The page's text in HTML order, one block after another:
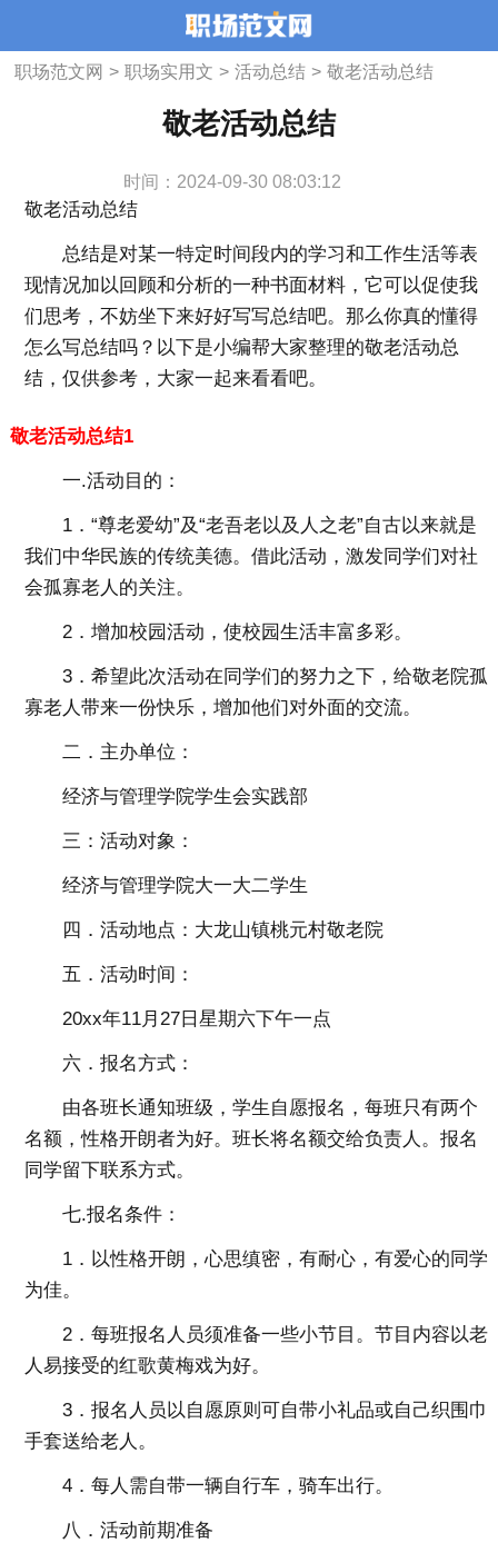
职场范文网 > 职场实用文 > 活动总结 > 敬老活动总结
敬老活动总结
时间：2024-09-30 08:03:12
敬老活动总结
总结是对某一特定时间段内的学习和工作生活等表
现情况加以回顾和分析的一种书面材料，它可以促使我
们思考，不妨坐下来好好写写总结吧。那么你真的懂得
怎么写总结吗？以下是小编帮大家整理的敬老活动总
结，仅供参考，大家一起来看看吧。
敬老活动总结1
一.活动目的：
1．“尊老爱幼”及“老吾老以及人之老”自古以来就是
我们中华民族的传统美德。借此活动，激发同学们对社
会孤寡老人的关注。
2．增加校园活动，使校园生活丰富多彩。
3．希望此次活动在同学们的努力之下，给敬老院孤
寡老人带来一份快乐，增加他们对外面的交流。
二．主办单位：
经济与管理学院学生会实践部
三：活动对象：
经济与管理学院大一大二学生
四．活动地点： 大龙山镇桃元村敬老院
五．活动时间：
20xx年11月27日星期六下午一点
六．报名方式：
由各班长通知班级，学生自愿报名，每班只有两个
名额，性格开朗者为好。班长将名额交给负责人。报名
同学留下联系方式。
七.报名条件：
1．以性格开朗，心思缜密，有耐心，有爱心的同学
为佳。
2．每班报名人员须准备一些小节目。节目内容以老
人易接受的红歌黄梅戏为好。
3．报名人员以自愿原则可自带小礼品或自己织围巾
手套送给老人。
4．每人需自带一辆自行车，骑车出行。
八．活动前期准备